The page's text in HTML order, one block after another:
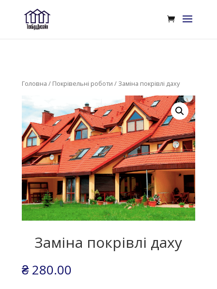
Головна / Покрівельні роботи / Заміна покрівлі даху
Заміна покрівлі даху
₴280.00